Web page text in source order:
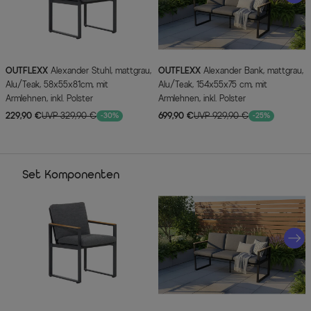
OUTFLEXX
Alu/Teak, 58x55x81cm, mit
Armlehnen, inkl. Polster
229,90 €UVP 329,90 € -30%
OUTFLEXX
Alu/Teak, 154x55x75 cm, mit
Armlehnen, inkl. Polster
699,90 €UVP 929,90 € -25%
Set Komponenten